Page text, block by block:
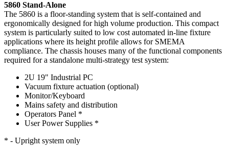
5860 Stand-Alone
The 5860 is a floor-standing system that is self-contained and
ergonomically designed for high volume production. This compact
system is particularly suited to low cost automated in-line fixture
applications where its height profile allows for SMEMA
compliance. The chassis houses many of the functional components
required for a standalone multi-strategy test system:
2U 19" Industrial PC
Vacuum fixture actuation (optional)
Monitor/Keyboard
Mains safety and distribution
Operators Panel *
User Power Supplies *
* - Upright system only